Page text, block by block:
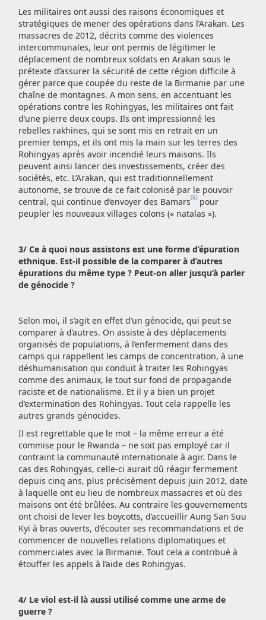
Les militaires ont aussi des raisons économiques et
stratégiques de mener des opérations dans l’Arakan. Les
massacres de 2012, décrits comme des violences
intercommunales, leur ont permis de légitimer le
déplacement de nombreux soldats en Arakan sous le
prétexte d’assurer la sécurité de cette région difficile à
gérer parce que coupée du reste de la Birmanie par une
chaîne de montagnes. A mon sens, en accentuant les
opérations contre les Rohingyas, les militaires ont fait
d’une pierre deux coups. Ils ont impressionné les
rebelles rakhines, qui se sont mis en retrait en un
premier temps, et ils ont mis la main sur les terres des
Rohingyas après avoir incendié leurs maisons. Ils
peuvent ainsi lancer des investissements, créer des
sociétés, etc. L’Arakan, qui est traditionnellement
autonome, se trouve de ce fait colonisé par le pouvoir
central, qui continue d’envoyer des Bamars [5] pour
peupler les nouveaux villages colons (« natalas »).
3/ Ce à quoi nous assistons est une forme d’épuration
ethnique. Est-il possible de la comparer à d’autres
épurations du même type ? Peut-on aller jusqu’à parler
de génocide ?
Selon moi, il s’agit en effet d’un génocide, qui peut se
comparer à d’autres. On assiste à des déplacements
organisés de populations, à l’enfermement dans des
camps qui rappellent les camps de concentration, à une
déshumanisation qui conduit à traiter les Rohingyas
comme des animaux, le tout sur fond de propagande
raciste et de nationalisme. Et il y a bien un projet
d’extermination des Rohingyas. Tout cela rappelle les
autres grands génocides.
Il est regrettable que le mot – la même erreur a été
commise pour le Rwanda – ne soit pas employé car il
contraint la communauté internationale à agir. Dans le
cas des Rohingyas, celle-ci aurait dû réagir fermement
depuis cinq ans, plus précisément depuis juin 2012, date
à laquelle ont eu lieu de nombreux massacres et où des
maisons ont été brûlées. Au contraire les gouvernements
ont choisi de lever les boycotts, d’accueillir Aung San Suu
Kyi à bras ouverts, d’écouter ses recommandations et de
commencer de nouvelles relations diplomatiques et
commerciales avec la Birmanie. Tout cela a contribué à
étouffer les appels à l’aide des Rohingyas.
4/ Le viol est-il là aussi utilisé comme une arme de
guerre ?